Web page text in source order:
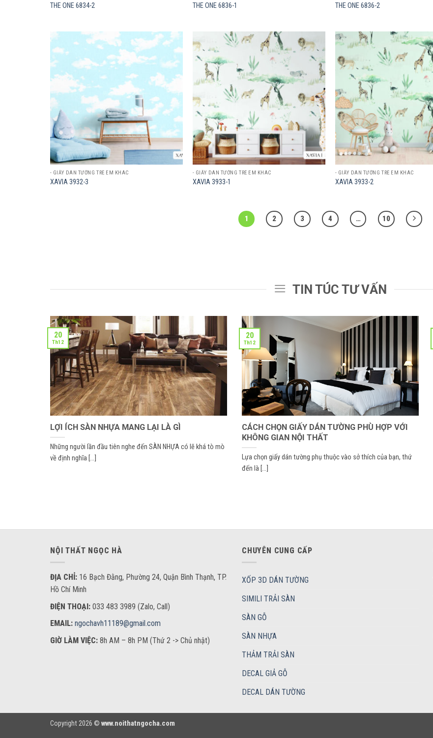
THE ONE 6834-2 THE ONE 6836-1 THE ONE 6836-2
Add to
wishlist
- GIẤY DÁN TƯỜNG TRẺ EM KHÁC
XAVIA 3932-3
Add to
- GIẤY DÁN TƯỜNG TRẺ EM KHÁC
XAVIA 3933-1
- GIẤY DÁN TƯỜNG TRẺ EM KHÁC
XAVIA 3933-2
1 2 3 4 … 10
TIN TÚC TƯ VẤN
LỢI ÍCH SÀN NHỰA MANG LẠI LÀ GÌ
Những người lần đầu tiên nghe đến SÀN NHỰA có lẽ khá tò mò
về định nghĩa [...]
20
Th12
CÁCH CHỌN GIẤY DÁN TƯỜNG PHÙ HỢP VỚI
KHÔNG GIAN NỘI THẤT
Lựa chọn giấy dán tường phụ thuộc vào sở thích của bạn, thứ
đến là [...]
20
Th12
NỘI THẤT NGỌC HÀ
ĐỊA CHỈ: 16 Bạch Đằng, Phường 24, Quận Bình Thạnh, TP.
Hồ Chí Minh
ĐIỆN THOẠI: 033 483 3989 (Zalo, Call)
EMAIL: ngochavh11189@gmail.com
GIỜ LÀM VIỆC: 8h AM – 8h PM (Thứ 2 -> Chủ nhật)
CHUYÊN CUNG CẤP
XỐP 3D DÁN TƯỜNG
SIMILI TRẢI SÀN
SÀN GỖ
SÀN NHỰA
THẢM TRẢI SÀN
DECAL GIẢ GỖ
DECAL DÁN TƯỜNG
Copyright 2026 © www.noithatngocha.com